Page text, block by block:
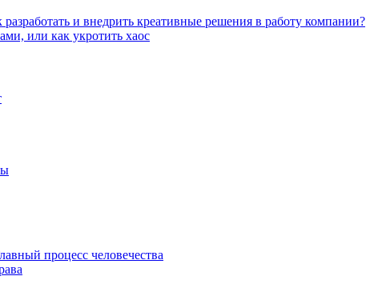
и внедрить креативные решения в работу компании?
или как укротить хаос
процесс человечества